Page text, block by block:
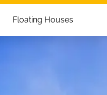
Floating Houses